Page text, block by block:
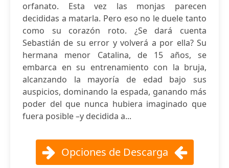
orfanato. Esta vez las monjas parecen
decididas a matarla. Pero eso no le duele tanto
como su corazón roto. ¿Se dará cuenta
Sebastián de su error y volverá a por ella? Su
hermana menor Catalina, de 15 años, se
embarca en su entrenamiento con la bruja,
alcanzando la mayoría de edad bajo sus
auspicios, dominando la espada, ganando más
poder del que nunca hubiera imaginado que
fuera posible –y decidida a...
Opciones de Descarga